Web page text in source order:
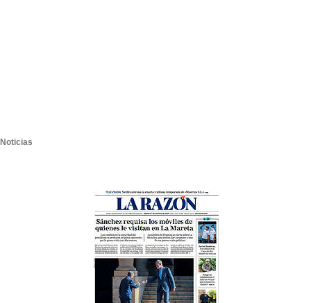
Noticias